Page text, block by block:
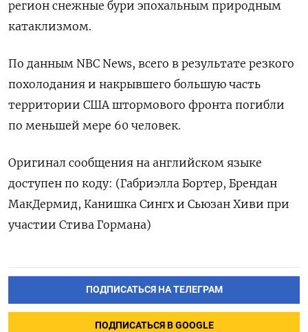
регион снежные бури эпохальным природным
катаклизмом.
По данным NBC News, всего в результате резкого
похолодания и накрывшего большую часть
территории США штормового фронта погибли
по меньшей мере 60 человек.
Оригинал сообщения на английском языке
доступен по коду: (Габриэлла Бортер, Брендан
МакДермид, Канишка Сингх и Сьюзан Хиви при
участии Стива Гормана)
ПОДПИСАТЬСЯ НА ТЕЛЕГРАМ
ПОДПИСАТЬСЯ В GOOGLE